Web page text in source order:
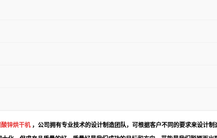
锌烘干机 ，公司拥有专业技术的设计制造团队，可根据客户不同的要求来设计